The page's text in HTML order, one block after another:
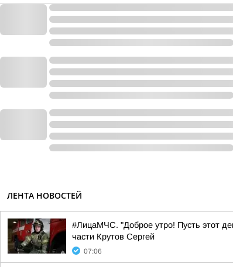
ЛЕНТА НОВОСТЕЙ
#ЛицаМЧС. "Доброе утро! Пусть этот
части Крутов Сергей
07:06